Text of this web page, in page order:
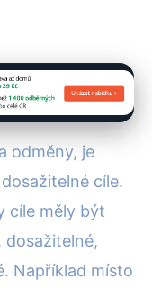
odměny, je
cíle.
cíle měly být
dosažitelné,
Například místo